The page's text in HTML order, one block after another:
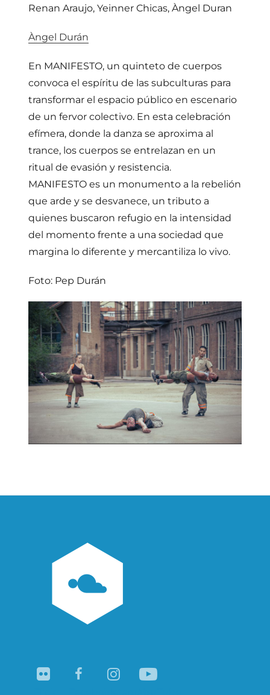
Renan Araujo, Yeinner Chicas, Àngel Duran
Àngel Durán
En MANIFESTO, un quinteto de cuerpos
convoca el espíritu de las subculturas para
transformar el espacio público en escenario
de un fervor colectivo. En esta celebración
efímera, donde la danza se aproxima al
trance, los cuerpos se entrelazan en un
ritual de evasión y resistencia.
MANIFESTO es un monumento a la rebelión
que arde y se desvanece, un tributo a
quienes buscaron refugio en la intensidad
del momento frente a una sociedad que
margina lo diferente y mercantiliza lo vivo.
Foto: Pep Durán
entradas